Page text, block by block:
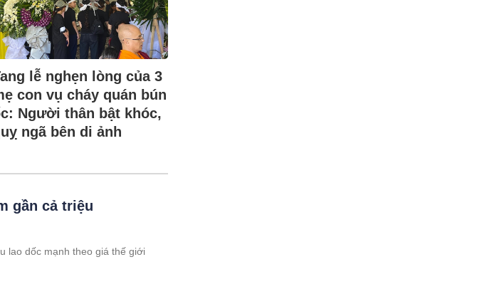
lễ nghẹn lòng của 3
con vụ cháy quán bún
Người thân bật khóc,
ngã bên di ảnh
gần cả triệu
lao dốc mạnh theo giá thế giới